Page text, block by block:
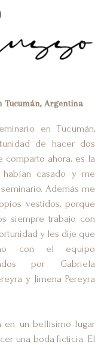
Tucumán, Argentina
en Tucumán,
de hacer dos
comparto ahora, es la
casado y me
Además me
vestidos, porque
siempre trabajo con
y les dije que
con el equipo
por Gabriela
y Jimena Pereyra
en un bellísimo lugar
una boda ficticia. El